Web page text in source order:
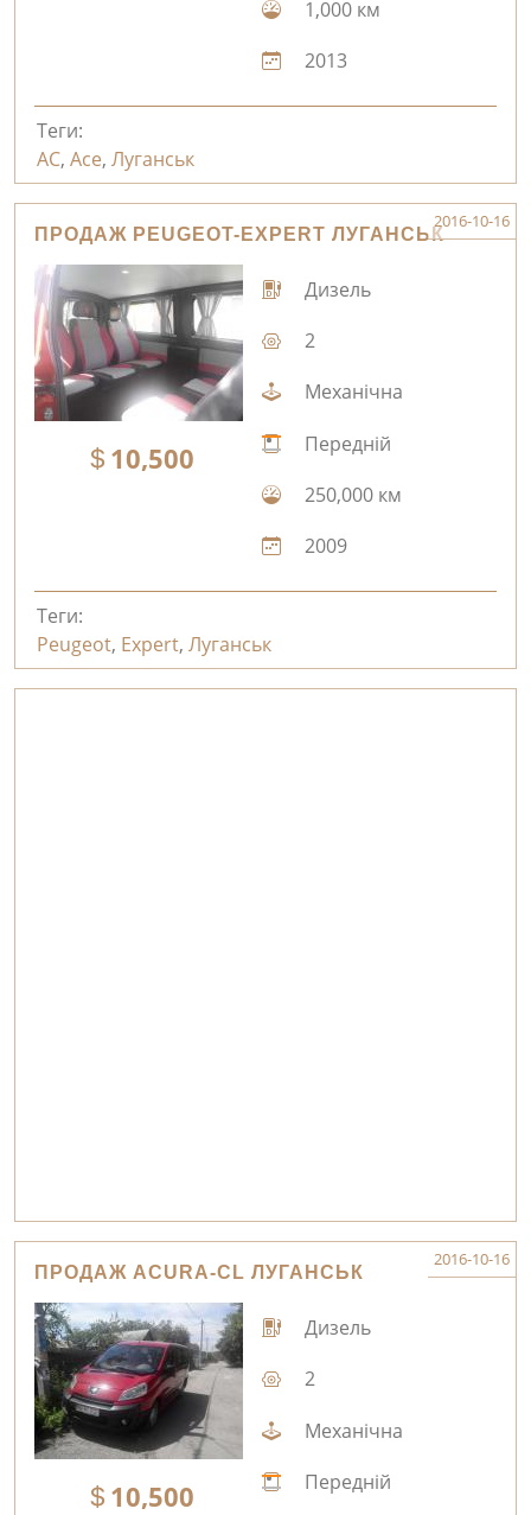
1,000 км
2013
Теги:
AC, Ace, Луганськ
ПРОДАЖ PEUGEOT-EXPERT ЛУГАНСЬК
2016-10-16
10,500
Дизель
2
Механічна
Передній
250,000 км
2009
Теги:
Peugeot, Expert, Луганськ
ПРОДАЖ ACURA-CL ЛУГАНСЬК
2016-10-16
10,500
Дизель
2
Механічна
Передній